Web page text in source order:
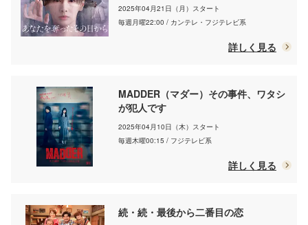
2025年04月21日（月）スタート
毎週月曜22:00 / カンテレ・フジテレビ系
詳しく見る
MADDER（マダー）その事件、ワタシ
が犯人です
2025年04月10日（木）スタート
毎週木曜00:15 / フジテレビ系
詳しく見る
続・続・最後から二番目の恋